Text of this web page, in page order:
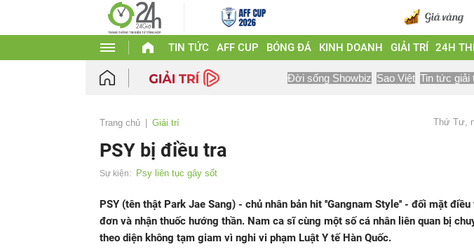
TIN TỨC AFF CUP BÓNG ĐÁ KINH DOANH GIẢI TRÍ 24H
Đời sống Showbiz Sao Việt Tin tức giải
Trang chủ Giải trí Thứ Tư,
PSY bị điều tra
Sự kiện: Psy liên tục gây sốt
PSY (tên thật Park Jae Sang) - chủ nhân bản hit ''Gangnam Style'' - đối mặt
đơn và nhận thuốc hướng thần. Nam ca sĩ cùng một số cá nhân liên quan bị
theo diện không tạm giam vì nghi vi phạm Luật Y tế Hàn Quốc.